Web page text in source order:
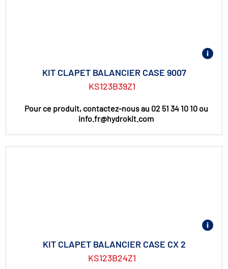
KIT CLAPET BALANCIER CASE 9007
KS123B39Z1
Pour ce produit, contactez-nous au 02 51 34 10 10 ou
info.fr@hydrokit.com
KIT CLAPET BALANCIER CASE CX 2
KS123B24Z1